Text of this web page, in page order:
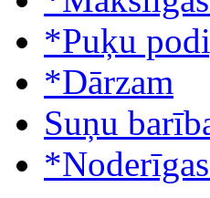
*Puķu
*Dārzam
Suņu